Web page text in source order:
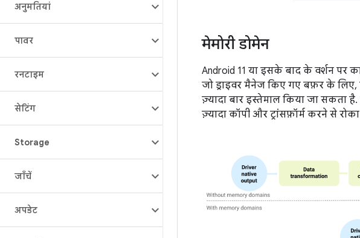
अनुमतियां
पावर
रनटाइम
सेटिंग
Storage
जाँचें
अपडेट
मेमोरी डोमेन
Android 11 या इसके बाद के वर्शन पर
जो ड्राइवर मैनेज किए गए बफ़र के
ज़्यादा बार इस्तेमाल किया जा सकता
ज़्यादा कॉपी और ट्रांसफ़ॉर्म करने से